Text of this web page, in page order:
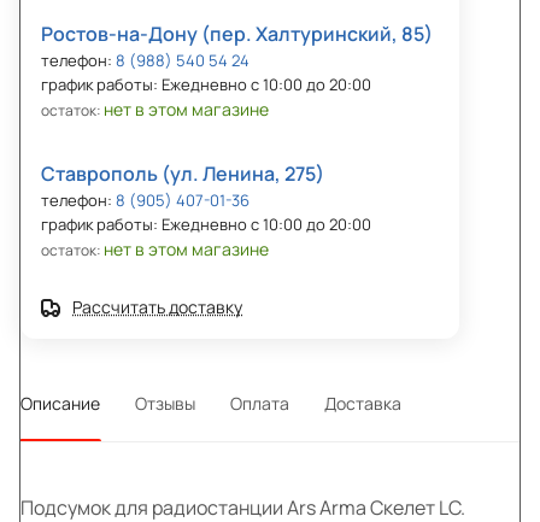
Ростов-на-Дону (пер. Халтуринский, 85)
телефон: 8 (988) 540 54 24
график работы: Ежедневно с 10:00 до 20:00
остаток: нет в этом магазине
Ставрополь (ул. Ленина, 275)
телефон: 8 (905) 407-01-36
график работы: Ежедневно с 10:00 до 20:00
остаток: нет в этом магазине
Рассчитать доставку
Описание Отзывы Оплата Доставка
Подсумок для радиостанции Ars Arma Скелет LC.